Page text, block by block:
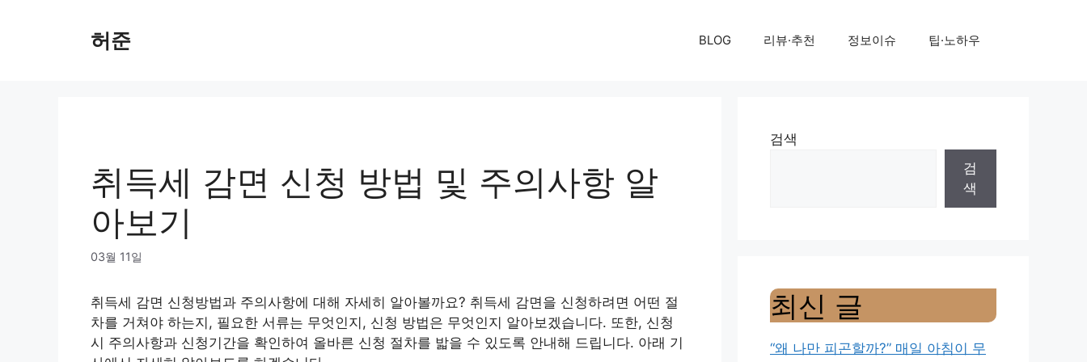
허준 BLOG 리뷰·추천 정보이슈 팁·노하우
취득세 감면 신청 방법 및 주의사항 알
아보기
03월 11일
취득세 감면 신청방법과 주의사항에 대해 자세히 알아볼까요? 취득세 감면을 신청하려면 어떤 절
차를 거쳐야 하는지, 필요한 서류는 무엇인지, 신청 방법은 무엇인지 알아보겠습니다. 또한, 신청
시 주의사항과 신청기간을 확인하여 올바른 신청 절차를 밟을 수 있도록 안내해 드립니다. 아래 기
검색
검
색
최신 글
“왜 나만 피곤할까?” 매일 아침이 무